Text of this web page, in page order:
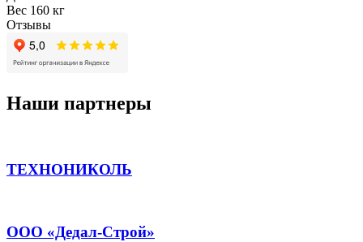
Вес 160 кг
Отзывы
Наши партнеры
ТЕХНОНИКОЛЬ
ООО «Дедал-Строй»